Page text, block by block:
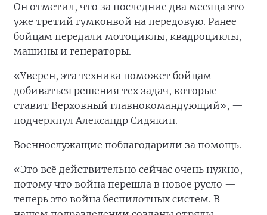
Он отметил, что за последние два месяца это
уже третий гумконвой на передовую. Ранее
бойцам передали мотоциклы, квадроциклы,
машины и генераторы.
«Уверен, эта техника поможет бойцам
добиваться решения тех задач, которые
ставит Верховный главнокомандующий», —
подчеркнул Александр Сидякин.
Военнослужащие поблагодарили за помощь.
«Это всё действительно сейчас очень нужно,
потому что война перешла в новое русло —
теперь это война беспилотных систем. В